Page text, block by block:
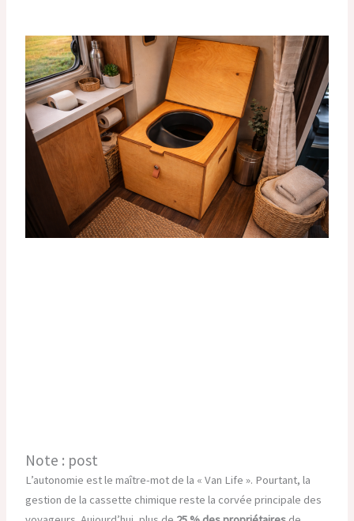
Note : post
L’autonomie est le maître-mot de la « Van Life ». Pourtant, la
gestion de la cassette chimique reste la corvée principale des